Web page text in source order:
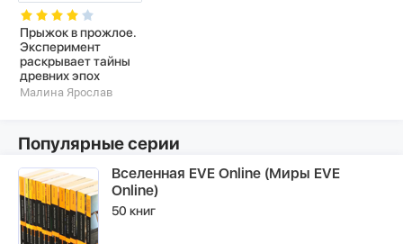
Прыжок в прожлое.
Эксперимент
раскрывает тайны
древних эпох
Малина Ярослав
Популярные серии
Вселенная EVE Online (Миры EVE
Online)
50 книг